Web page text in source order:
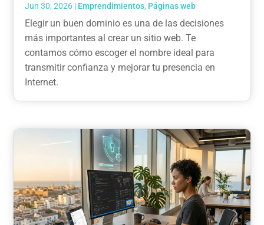
Jun 30, 2026 | Emprendimientos, Páginas web
Elegir un buen dominio es una de las decisiones
más importantes al crear un sitio web. Te
contamos cómo escoger el nombre ideal para
transmitir confianza y mejorar tu presencia en
Internet.